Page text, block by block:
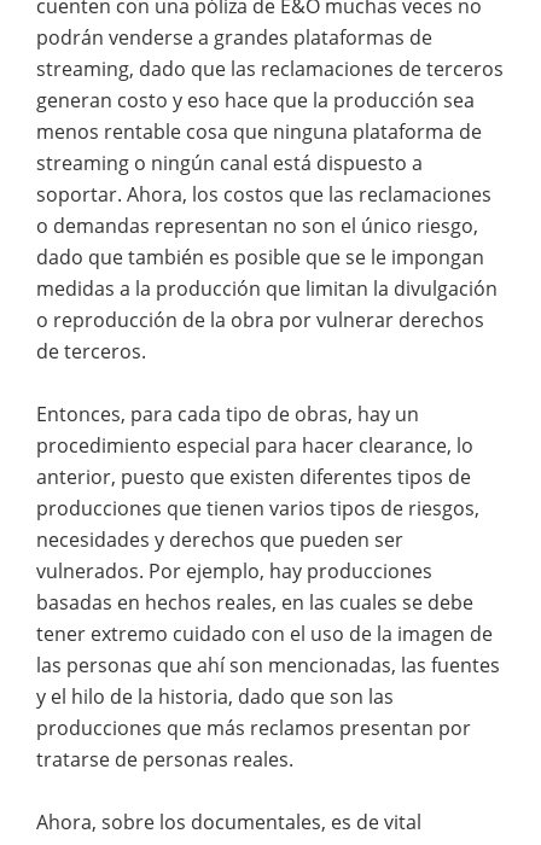
cuenten con una póliza de E&O muchas veces no
podrán venderse a grandes plataformas de
streaming, dado que las reclamaciones de terceros
generan costo y eso hace que la producción sea
menos rentable cosa que ninguna plataforma de
streaming o ningún canal está dispuesto a
soportar. Ahora, los costos que las reclamaciones
o demandas representan no son el único riesgo,
dado que también es posible que se le impongan
medidas a la producción que limitan la divulgación
o reproducción de la obra por vulnerar derechos
de terceros.
Entonces, para cada tipo de obras, hay un
procedimiento especial para hacer clearance, lo
anterior, puesto que existen diferentes tipos de
producciones que tienen varios tipos de riesgos,
necesidades y derechos que pueden ser
vulnerados. Por ejemplo, hay producciones
basadas en hechos reales, en las cuales se debe
tener extremo cuidado con el uso de la imagen de
las personas que ahí son mencionadas, las fuentes
y el hilo de la historia, dado que son las
producciones que más reclamos presentan por
tratarse de personas reales.
Ahora, sobre los documentales, es de vital